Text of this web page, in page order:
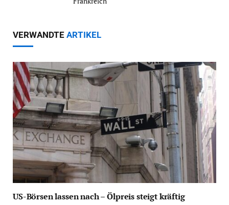
VERWANDTE ARTIKEL
US-Börsen lassen nach – Ölpreis steigt kräftig